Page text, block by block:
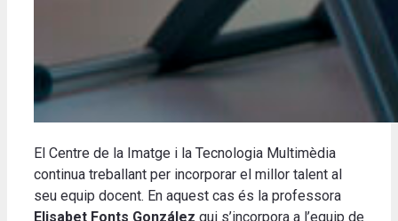
El Centre de la Imatge i la Tecnologia Multimèdia
continua treballant per incorporar el millor talent al
seu equip docent. En aquest cas és la professora
Elisabet Fonts González qui s’incorpora a l’equip de